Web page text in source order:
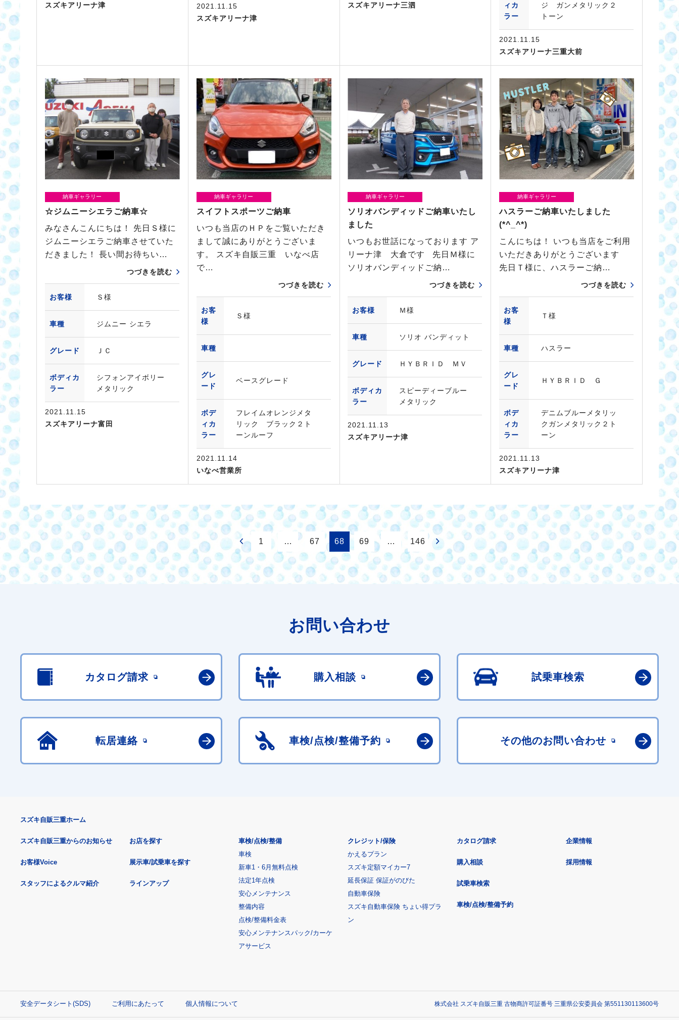
スズキアリーナ津
2021.11.15
スズキアリーナ津
スズキアリーナ三泗
ィカ
ラー
ジ ガンメタリック２
トーン
2021.11.15
スズキアリーナ三重大前
納車ギャラリー
☆ジムニーシエラご納車☆
みなさんこんにちは！ 先日Ｓ様に
ジムニーシエラご納車させていた
だきました！ 長い間お待ちい…
つづきを読む
お客様 Ｓ様
車種 ジムニー シエラ
グレード ＪＣ
ボディカ
ラー
シフォンアイボリー
メタリック
2021.11.15
スズキアリーナ富田
納車ギャラリー
スイフトスポーツご納車
いつも当店のＨＰをご覧いただき
まして誠にありがとうございま
す。 スズキ自販三重 いなべ店
で…
つづきを読む
お客
様
Ｓ様
車種
グレ
ード
ベースグレード
ボデ
ィカ
ラー
フレイムオレンジメタ
リック ブラック２ト
ーンルーフ
2021.11.14
いなべ営業所
納車ギャラリー
ソリオバンディッドご納車いたし
ました
いつもお世話になっております ア
リーナ津 大倉です 先日Ｍ様に
ソリオバンディッドご納…
つづきを読む
お客様 Ｍ様
車種 ソリオ バンディット
グレード ＨＹＢＲＩＤ ＭＶ
ボディカ
ラー
スピーディーブルー
メタリック
2021.11.13
スズキアリーナ津
納車ギャラリー
ハスラーご納車いたしました
(*^_^*)
こんにちは！ いつも当店をご利用
いただきありがとうございます
先日Ｔ様に、ハスラーご納…
つづきを読む
お客
様
Ｔ様
車種 ハスラー
グレ
ード
ＨＹＢＲＩＤ Ｇ
ボデ
ィカ
ラー
デニムブルーメタリッ
クガンメタリック２ト
ーン
2021.11.13
スズキアリーナ津
1 … 67 68 69 … 146
お問い合わせ
カタログ請求 購入相談 試乗車検索
転居連絡 車検/点検/整備予約 その他のお問い合わせ
スズキ自販三重ホーム
スズキ自販三重からのお知らせ
お客様Voice
スタッフによるクルマ紹介
お店を探す
展示車/試乗車を探す
ラインアップ
車検/点検/整備
車検
新車1・6月無料点検
法定1年点検
安心メンテナンス
整備内容
点検/整備料金表
安心メンテナンスパック/カーケ
アサービス
クレジット/保険
かえるプラン
スズキ定額マイカー7
延長保証 保証がのびた
自動車保険
スズキ自動車保険 ちょい得プラ
ン
カタログ請求
購入相談
試乗車検索
車検/点検/整備予約
企業情報
採用情報
安全データシート(SDS) ご利用にあたって 個人情報について 株式会社 スズキ自販三重 古物商許可証番号 三重県公安委員会 第551130113600号